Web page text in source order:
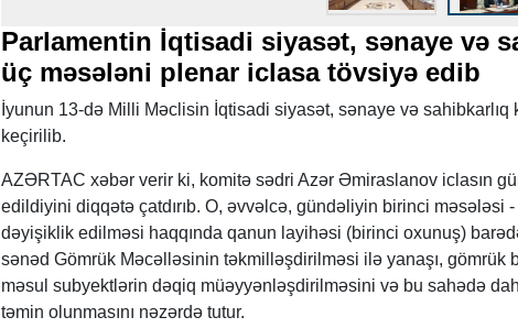
Parlamentin İqtisadi siyasət, sənaye və
üç məsələni plenar iclasa tövsiyə edib
İyunun 13-də Milli Məclisin İqtisadi siyasət, sənaye və sahibkarlıq
keçirilib.
AZƏRTAC xəbər verir ki, komitə sədri Azər Əmiraslanov iclasın
edildiyini diqqətə çatdırıb. O, əvvəlcə, gündəliyin birinci məsələsi
dəyişiklik edilməsi haqqında qanun layihəsi (birinci oxunuş)
sənəd Gömrük Məcəlləsinin təkmilləşdirilməsi ilə yanaşı, gömrük
məsul subyektlərin dəqiq müəyyənləşdirilməsini və bu sahədə
təmin olunmasını nəzərdə tutur.